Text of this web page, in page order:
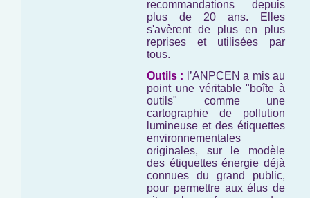
recommandations depuis
plus de 20 ans. Elles
s'avèrent de plus en plus
reprises et utilisées par
tous.
Outils :
l’ANPCEN a mis au
point une véritable "boîte à
outils" comme une
cartographie de pollution
lumineuse et des étiquettes
environnementales
originales, sur le modèle
des étiquettes énergie déjà
connues du grand public,
pour permettre aux élus de